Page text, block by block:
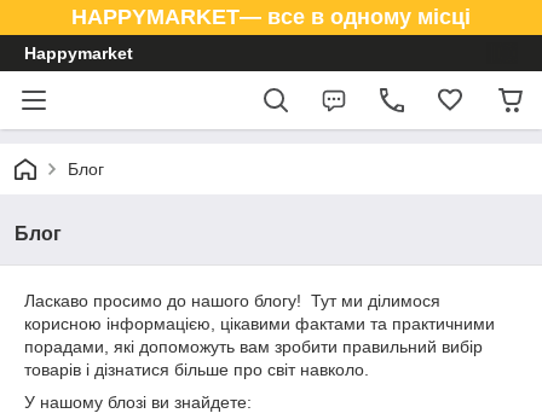
HAPPYMARKET— все в одному місці
Happymarket
Блог
Блог
Ласкаво просимо до нашого блогу! Тут ми ділимося
корисною інформацією, цікавими фактами та практичними
порадами, які допоможуть вам зробити правильний вибір
товарів і дізнатися більше про світ навколо.
У нашому блозі ви знайдете: